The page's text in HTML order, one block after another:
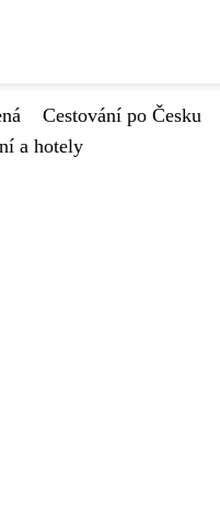
Cestování po Česku
a hotely